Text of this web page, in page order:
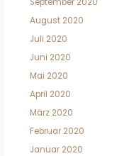
August 2020
Juli 2020
Juni 2020
Mai 2020
April 2020
März 2020
Februar 2020
Januar 2020